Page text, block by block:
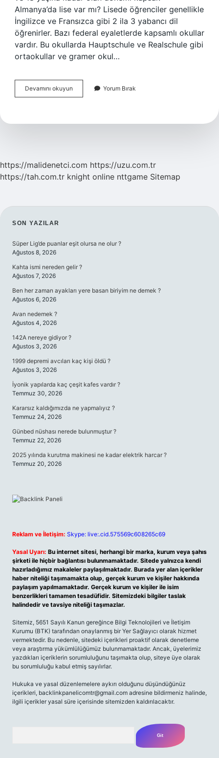
Almanya’da lise var mı? Lisede öğrenciler genellikle
İngilizce ve Fransızca gibi 2 ila 3 yabancı dil
öğrenirler. Bazı federal eyaletlerde kapsamlı okullar
vardır. Bu okullarda Hauptschule ve Realschule gibi
ortaokullar ve gramer okul…
Devamını okuyun Almanyada
Lise
Başlıyor
Yorum Bırak
https://malidenetci.com https://uzu.com.tr
https://tah.com.tr knight online nttgame Sitemap
SIDEBAR
SON YAZILAR
Süper Lig’de puanlar eşit olursa ne olur ?
Ağustos 8, 2026
Kahta ismi nereden gelir ?
Ağustos 7, 2026
Ben her zaman ayakları yere basan biriyim ne demek ?
Ağustos 6, 2026
Avan nedemek ?
Ağustos 4, 2026
142A nereye gidiyor ?
Ağustos 3, 2026
1999 depremi avcıları kaç kişi öldü ?
Ağustos 3, 2026
İyonik yapılarda kaç çeşit kafes vardır ?
Temmuz 30, 2026
Kararsız kaldığımızda ne yapmalıyız ?
Temmuz 24, 2026
Günbed nüshası nerede bulunmuştur ?
Temmuz 22, 2026
2025 yılında kurutma makinesi ne kadar elektrik harcar ?
Temmuz 20, 2026
Reklam ve İletişim: Skype: live:.cid.575569c608265c69
Yasal Uyarı: Bu internet sitesi, herhangi bir marka, kurum veya şahıs
şirketi ile hiçbir bağlantısı bulunmamaktadır. Sitede yalnızca kendi
hazırladığımız makaleler paylaşılmaktadır. Burada yer alan içerikler
haber niteliği taşımamakta olup, gerçek kurum ve kişiler hakkında
paylaşım yapılmamaktadır. Gerçek kurum ve kişiler ile isim
benzerlikleri tamamen tesadüfidir. Sitemizdeki bilgiler taslak
halindedir ve tavsiye niteliği taşımazlar.
Sitemiz, 5651 Sayılı Kanun gereğince Bilgi Teknolojileri ve İletişim
Kurumu (BTK) tarafından onaylanmış bir Yer Sağlayıcı olarak hizmet
vermektedir. Bu nedenle, sitedeki içerikleri proaktif olarak denetleme
veya araştırma yükümlülüğümüz bulunmamaktadır. Ancak, üyelerimiz
yazdıkları içeriklerin sorumluluğunu taşımakta olup, siteye üye olarak
bu sorumluluğu kabul etmiş sayılırlar.
Hukuka ve yasal düzenlemelere aykırı olduğunu düşündüğünüz
içerikleri, backlinkpanelicomtr@gmail.com adresine bildirmeniz halinde,
ilgili içerikler yasal süre içerisinde sitemizden kaldırılacaktır.